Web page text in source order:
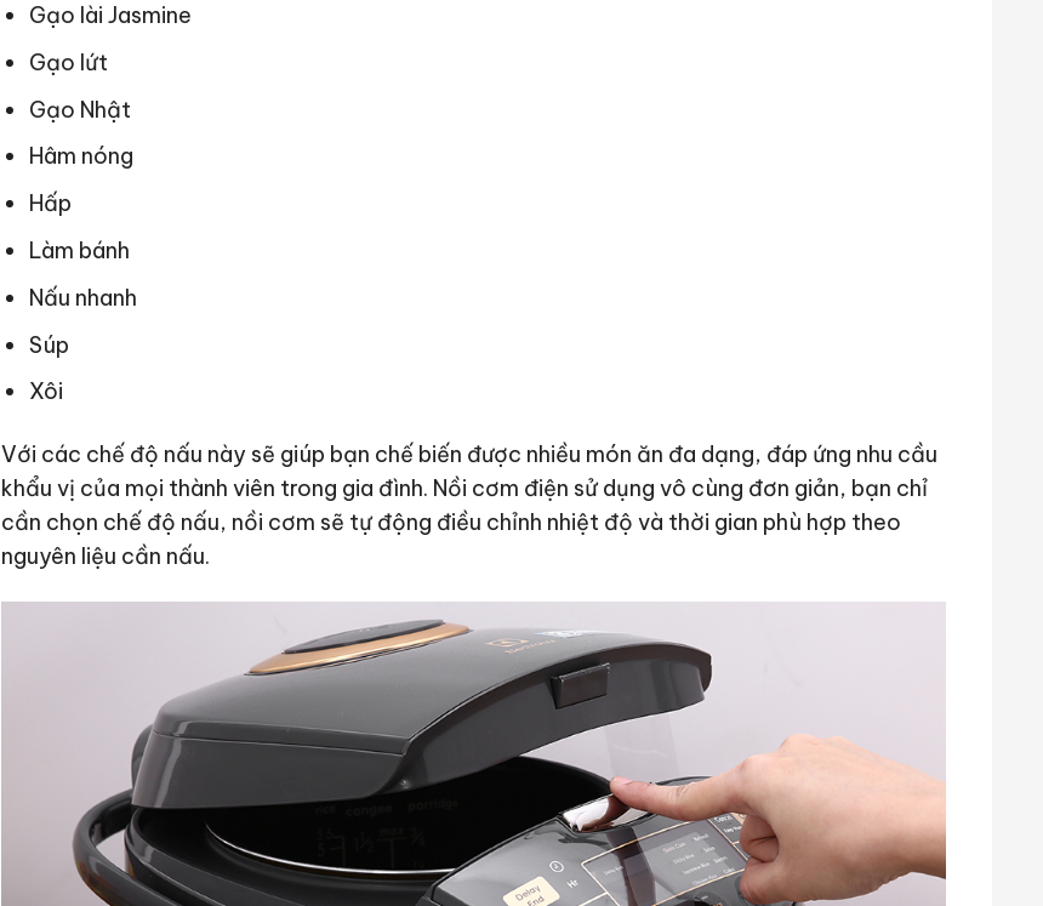
Gạo lài Jasmine
Gạo lứt
Gạo Nhật
Hâm nóng
Hấp
Làm bánh
Nấu nhanh
Súp
Xôi
Với các chế độ nấu này sẽ giúp bạn chế biến được nhiều món ăn đa dạng, đáp ứng nhu cầu
khẩu vị của mọi thành viên trong gia đình. Nồi cơm điện sử dụng vô cùng đơn giản, bạn chỉ
cần chọn chế độ nấu, nồi cơm sẽ tự động điều chỉnh nhiệt độ và thời gian phù hợp theo
nguyên liệu cần nấu.